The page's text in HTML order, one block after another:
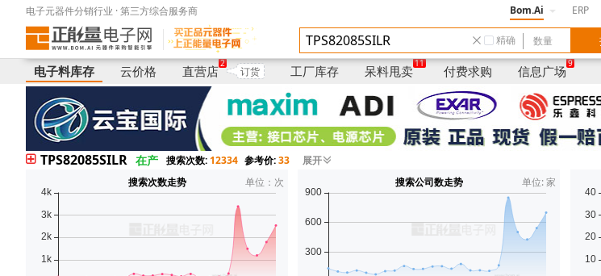
电子元器件分销行业 · 第三方综合服务商 Bom.Ai ERP
精确
电子料库存 云价格 直营店
2
订货 工厂库存 呆料甩卖
11
付费求购 信息广场
9
TPS82085SILR 在产 搜索次数:12334 参考价:33
展开
搜索次数走势
单位：次 搜索公司数走势 单位: 家
电子料库存 供应商 品牌 /封装